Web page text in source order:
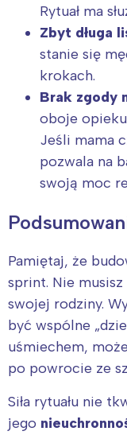
Rytuał ma
Zbyt długa
stanie się
krokach.
Brak zgody
oboje
Jeśli mama
pozwala na
swoją moc
Pamiętaj, że
sprint. Nie
swojej rodziny.
być wspólne
uśmiechem,
po powrocie ze
Siła rytuału nie
jego